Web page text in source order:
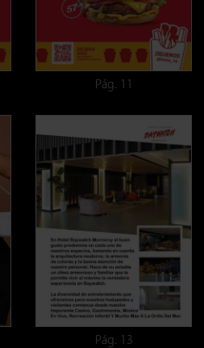
Pág. 11
Pág. 13